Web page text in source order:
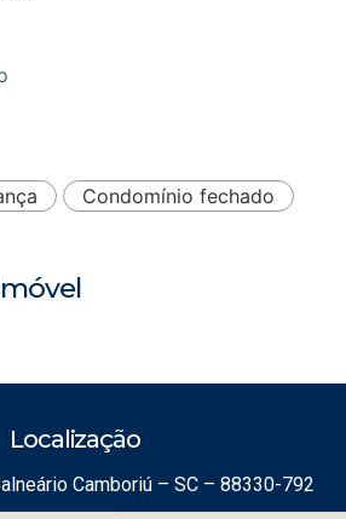
Condomínio fechado
Localização
Camboriú – SC – 88330-792